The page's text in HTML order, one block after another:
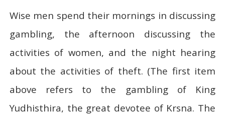
Wise men spend their mornings in discussing
gambling, the afternoon discussing the
activities of women, and the night hearing
about the activities of theft. (The first item
above refers to the gambling of King
Yudhisthira, the great devotee of Krsna. The